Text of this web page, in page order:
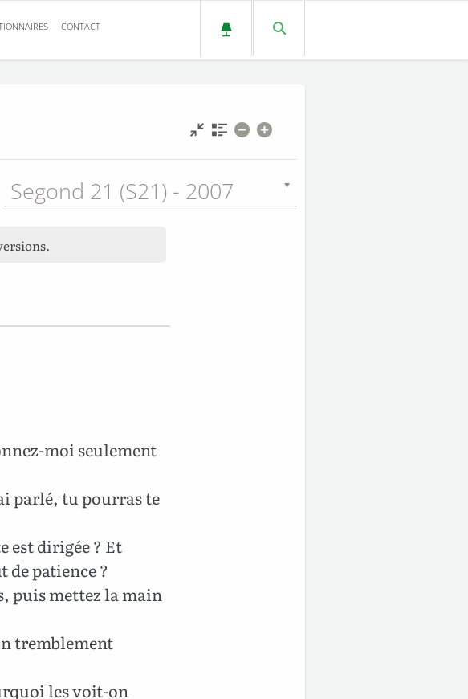
CONTACT
Segond 21 (S21) - 2007
moi seulement
parlé, tu pourras te
est dirigée ? Et
patience ?
puis mettez la main
tremblement
les voit-on